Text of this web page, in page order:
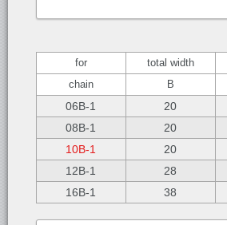
for total width
chain
B
06B-1 20
08B-1
20
10B-1
20
12B-1
28
16B-1
38